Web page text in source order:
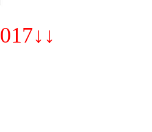
017↓↓